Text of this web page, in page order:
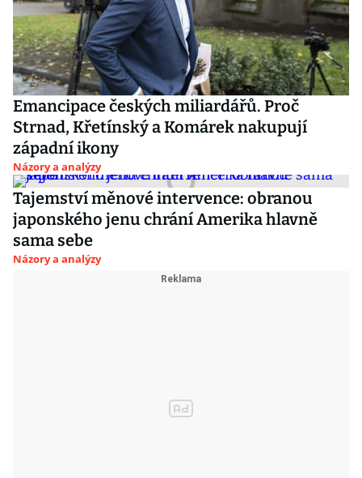
Emancipace českých miliardářů. Proč
Strnad, Křetínský a Komárek nakupují
západní ikony
Názory a analýzy
Tajemství měnové intervence: obranou
japonského jenu chrání Amerika hlavně
sama sebe
Názory a analýzy